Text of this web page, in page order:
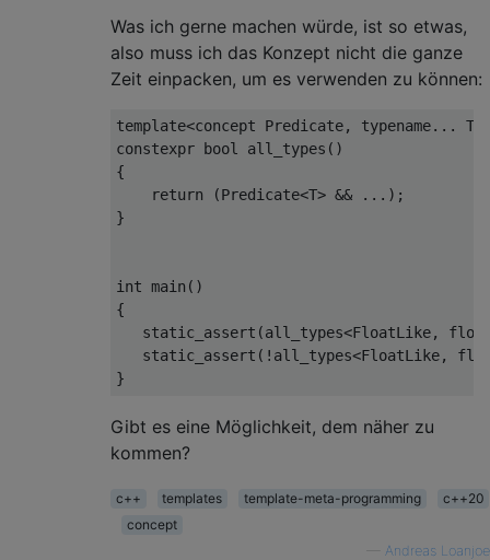
Was ich gerne machen würde, ist so etwas,
also muss ich das Konzept nicht die ganze
Zeit einpacken, um es verwenden zu können:
template<concept Predicate, typename... T
constexpr bool all_types ()
{
return
(Predicate<T> &&
...);
}
int main ()
{
static_assert (all_types<FloatLike,
static_assert (! all_types<FloatLike,
}
Gibt es eine Möglichkeit, dem näher zu
kommen?
c++ templates template-meta-programming
c++20
concept
Andreas Loanjoe